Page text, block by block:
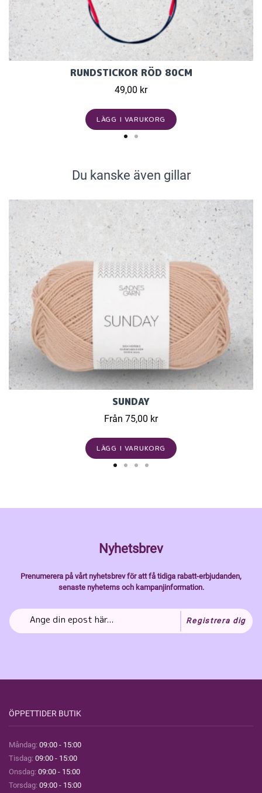
RUNDSTICKOR RÖD 80CM
49,00 kr
LÄGG I VARUKORG
Du kanske även gillar
SUNDAY
Från 75,00 kr
LÄGG I VARUKORG
Nyhetsbrev
Prenumerera på vårt nyhetsbrev för att få tidiga rabatt-erbjudanden,
senaste nyheterns och kampanjinformation.
Registrera dig
ÖPPETTIDER BUTIK
Måndag: 09:00 - 15:00
Tisdag: 09:00 - 15:00
Onsdag: 09:00 - 15:00
Torsdag: 09:00 - 15:00